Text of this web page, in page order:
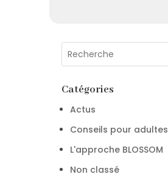
Catégories
Actus
Conseils pour adultes
L'approche BLOSSOM
Non classé